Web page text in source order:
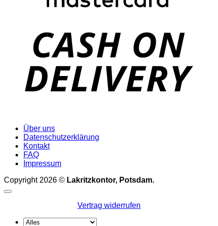
Über uns
Datenschutzerklärung
Kontakt
FAQ
Impressum
Copyright 2026 © Lakritzkontor, Potsdam.
Vertrag widerrufen